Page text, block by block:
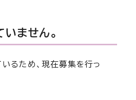
ません。
るため、現在募集を行っ